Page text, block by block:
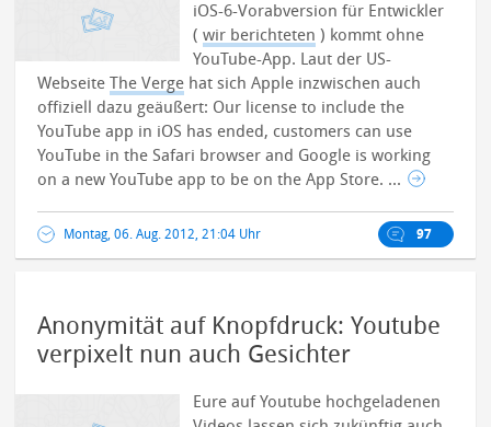
iOS-6-Vorabversion für Entwickler
(wir berichteten ) kommt ohne
YouTube-App. Laut der US-
WebseiteThe Verge hat sich Apple inzwischen auch
offiziell dazu geäußert: Our license to include the
YouTube app in iOS has ended, customers can use
YouTube in the Safari browser and Google is working
on a new YouTube app to be on the App Store. ...
Montag, 06. Aug. 2012, 21:04 Uhr 97
Anonymität auf Knopfdruck: Youtube
verpixelt nun auch Gesichter
Eure auf Youtube hochgeladenen